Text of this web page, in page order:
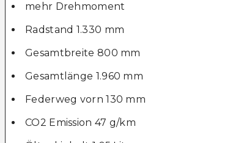
mehr Drehmoment
Radstand 1.330 mm
Gesamtbreite 800 mm
Gesamtlänge 1.960 mm
Federweg vorn 130 mm
CO2 Emission 47 g/km